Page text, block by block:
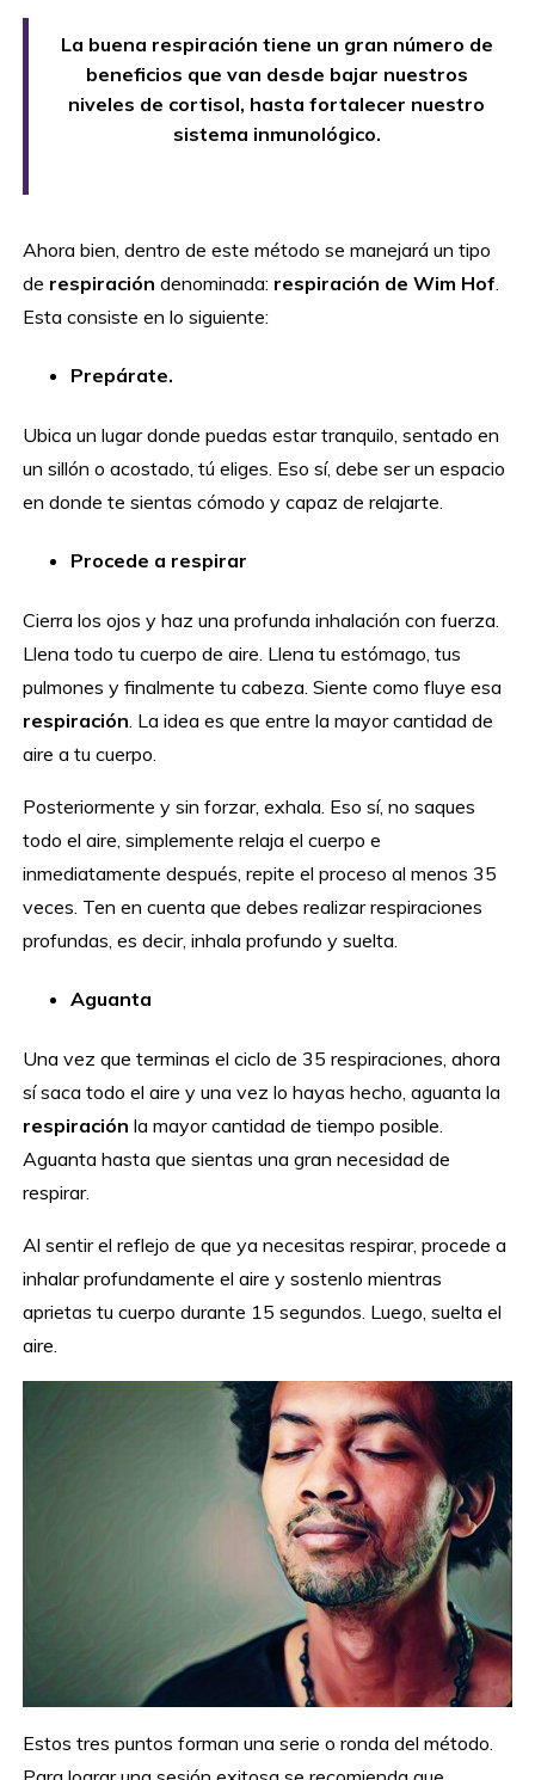
La buena respiración tiene un gran número de
beneficios que van desde bajar nuestros
niveles de cortisol, hasta fortalecer nuestro
sistema inmunológico.
Ahora bien, dentro de este método se manejará un tipo
de respiración denominada: respiración de Wim Hof.
Esta consiste en lo siguiente:
Prepárate.
Ubica un lugar donde puedas estar tranquilo, sentado en
un sillón o acostado, tú eliges. Eso sí, debe ser un espacio
en donde te sientas cómodo y capaz de relajarte.
Procede a respirar
Cierra los ojos y haz una profunda inhalación con fuerza.
Llena todo tu cuerpo de aire. Llena tu estómago, tus
pulmones y finalmente tu cabeza. Siente como fluye esa
respiración. La idea es que entre la mayor cantidad de
aire a tu cuerpo.
Posteriormente y sin forzar, exhala. Eso sí, no saques
todo el aire, simplemente relaja el cuerpo e
inmediatamente después, repite el proceso al menos 35
veces. Ten en cuenta que debes realizar respiraciones
profundas, es decir, inhala profundo y suelta.
Aguanta
Una vez que terminas el ciclo de 35 respiraciones, ahora
sí saca todo el aire y una vez lo hayas hecho, aguanta la
respiración la mayor cantidad de tiempo posible.
Aguanta hasta que sientas una gran necesidad de
respirar.
Al sentir el reflejo de que ya necesitas respirar, procede a
inhalar profundamente el aire y sostenlo mientras
aprietas tu cuerpo durante 15 segundos. Luego, suelta el
aire.
Estos tres puntos forman una serie o ronda del método.